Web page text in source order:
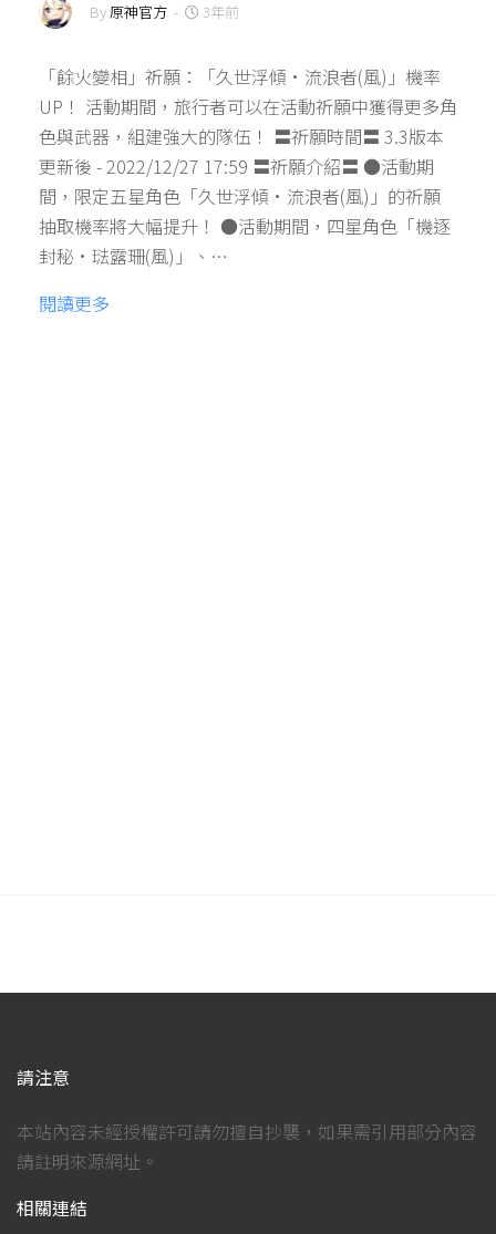
By原神官方 - 3年前
「餘火變相」祈願：「久世浮傾·流浪者(風)」機率
UP！ 活動期間，旅行者可以在活動祈願中獲得更多角
色與武器，組建強大的隊伍！ 〓祈願時間〓 3.3版本
更新後 - 2022/12/27 17:59 〓祈願介紹〓 ●活動期
間，限定五星角色「久世浮傾·流浪者(風)」的祈願
抽取機率將大幅提升！ ●活動期間，四星角色「機逐
封秘·琺露珊(風)」、…
閱讀更多
請注意
本站內容未經授權許可請勿擅自抄襲，如果需引用部分內容
請註明來源網址。
相關連結